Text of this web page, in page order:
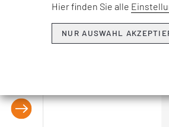
Hier finden Sie alle
NUR AUSWAHL